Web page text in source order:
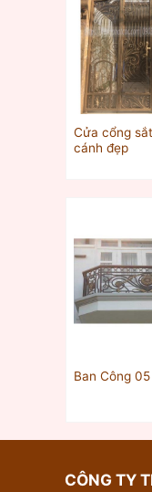
Cửa cổng
cánh đẹp
Ban Công 05
CÔNG TY